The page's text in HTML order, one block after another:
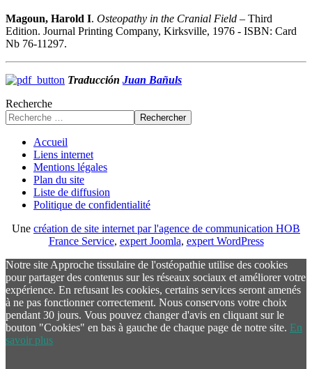
Magoun, Harold I. Osteopathy in the Cranial Field – Third
Edition. Journal Printing Company, Kirksville, 1976 - ISBN: Card
Nb 76-11297.
Traducción Juan Bañuls
Recherche
Rechercher
Accueil
Liens internet
Mentions légales
Plan du site
Liste de diffusion
Politique de confidentialité
Une création de site internet par l'agence de communication HOB
France Service, expert Joomla, expert WordPress
Notre site Approche tissulaire de l'ostéopathie utilise des cookies
pour partager des contenus sur les réseaux sociaux et améliorer votre
expérience. En refusant les cookies, certains services seront amenés
à ne pas fonctionner correctement. Nous conservons votre choix
pendant 30 jours. Vous pouvez changer d'avis en cliquant sur le
bouton "Cookies" en bas à gauche de chaque page de notre site. En
savoir plus